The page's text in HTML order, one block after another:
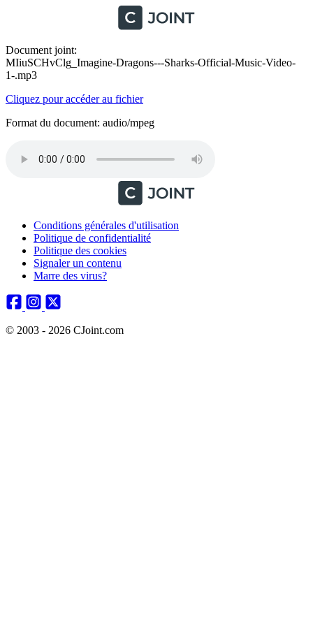
Document joint:
MIiuSCHvClg_Imagine-Dragons---Sharks-Official-Music-Video-
1-.mp3
Cliquez pour accéder au fichier
Format du document: audio/mpeg
Conditions générales d'utilisation
Politique de confidentialité
Politique des cookies
Signaler un contenu
Marre des virus?
© 2003 - 2026 CJoint.com